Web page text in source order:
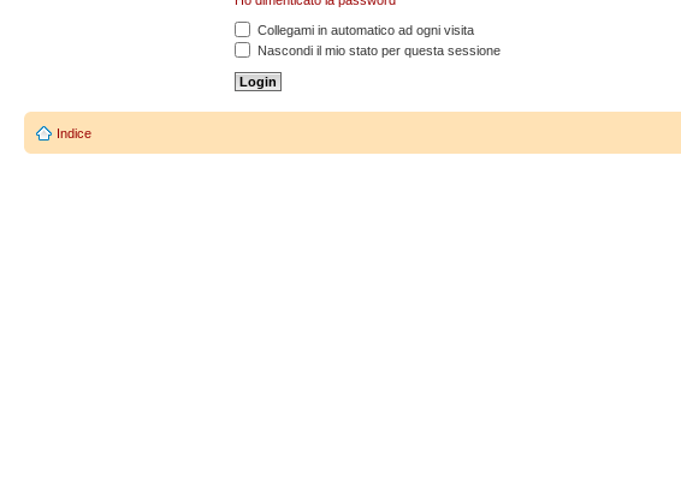
Collegami in automatico ad ogni visita
Nascondi il mio stato per questa sessione
Indice